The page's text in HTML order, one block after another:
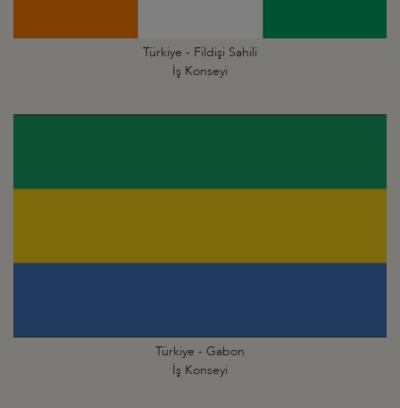
Türkiye - Fildişi Sahili
İş Konseyi
Türkiye - Gabon
İş Konseyi